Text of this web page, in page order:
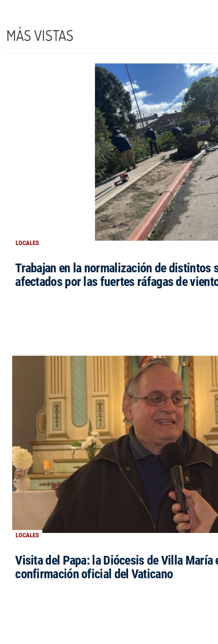
MÁS VISTAS
LOCALES
Trabajan en la normalización de distintos
afectados por las fuertes ráfagas de
LOCALES
Visita del Papa: la Diócesis de Villa María
confirmación oficial del Vaticano